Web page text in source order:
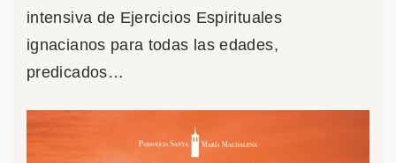
intensiva de Ejercicios Espirituales
ignacianos para todas las edades,
predicados…